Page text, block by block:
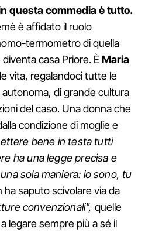
questa commedia è tutto.
è affidato il ruolo
termometro di quella
casa Priore. È Maria
vita, regalandoci tutte le
di grande cultura
del caso. Una donna che
condizione di moglie e
bene in testa tutti
ha una legge precisa e
sola maniera: io sono, tu
saputo scivolare via da
convenzionali", quelle
legare sempre più a sé il